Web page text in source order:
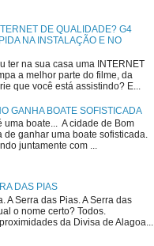
DE QUALIDADE? G4
NA INSTALAÇÃO E NO
ter na sua casa uma INTERNET
a melhor parte do filme, da
que você está assistindo? E...
GANHA BOATE SOFISTICADA
uma boate... A cidade de Bom
de ganhar uma boate sofisticada.
juntamente com ...
DAS PIAS
A Serra das Pias. A Serra das
o nome certo? Todos.
da Divisa de Alagoa...